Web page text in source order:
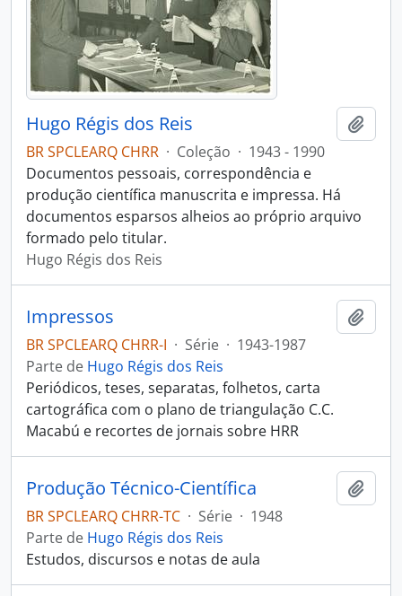
Hugo Régis dos Reis
BR SPCLEARQ CHRR · Coleção · 1943 - 1990
Documentos pessoais, correspondência e
produção científica manuscrita e impressa. Há
documentos esparsos alheios ao próprio arquivo
formado pelo titular.
Hugo Régis dos Reis
Impressos
BR SPCLEARQ CHRR-I · Série · 1943-1987
Parte de Hugo Régis dos Reis
Periódicos, teses, separatas, folhetos, carta
cartográfica com o plano de triangulação C.C.
Macabú e recortes de jornais sobre HRR
Produção Técnico-Científica
BR SPCLEARQ CHRR-TC · Série · 1948
Parte de Hugo Régis dos Reis
Estudos, discursos e notas de aula